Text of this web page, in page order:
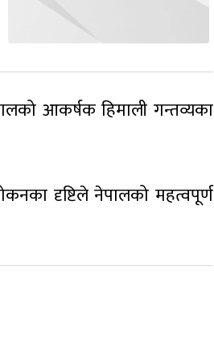
आकर्षक हिमाली गन्तव्यका
दृष्टिले नेपालको महत्वपूर्ण